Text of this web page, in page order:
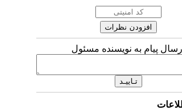
پیام به نویسنده مسئول